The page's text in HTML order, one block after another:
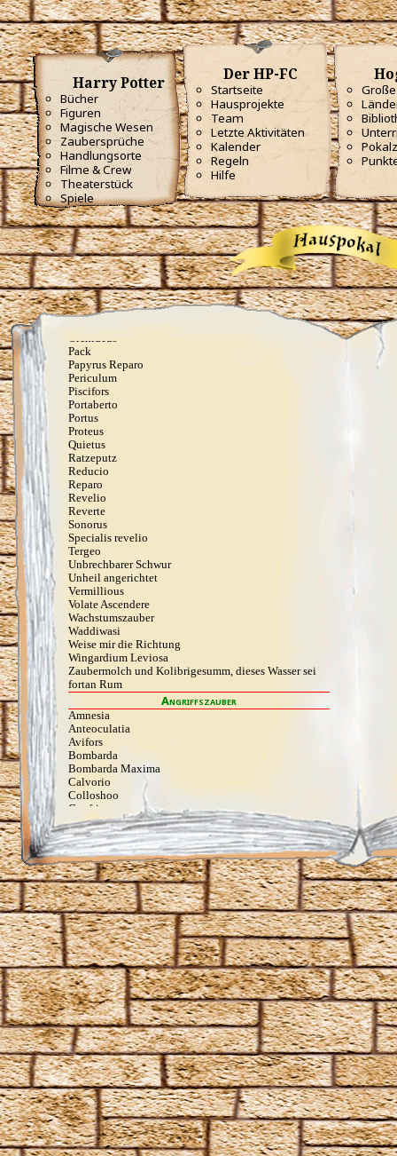
Harry Potter
Bücher
Figuren
Magische Wesen
Zaubersprüche
Handlungsorte
Filme & Crew
Theaterstück
Spiele
Der HP-FC
Startseite
Hausprojekte
Team
Letzte Aktivitäten
Kalender
Regeln
Hilfe
Finestra
Flagrate
Flintifors
Geminio
Glisseo
Harmonia Nectere Passus
Hellblaue Flämmchen
Herbivicus
Ich schwöre feierlich, dass ich ein Tunichtgut bin
Impervius
Incendio
Kopfblasenzauber
Lapifors
Locomotor
Locomotor Mortis
Lumos
Lumos Maxima
Lumos Solem
Meteolohex Recanto
Mobilcorpus
Mobiliarbus
Molliare
Nox
Oculus Reparo
Orchideus
Pack
Papyrus Reparo
Periculum
Piscifors
Portaberto
Portus
Proteus
Quietus
Ratzeputz
Reducio
Reparo
Revelio
Reverte
Sonorus
Specialis revelio
Tergeo
Unbrechbarer Schwur
Unheil angerichtet
Vermillious
Volate Ascendere
Wachstumszauber
Waddiwasi
Weise mir die Richtung
Wingardium Leviosa
Zaubermolch und Kolibrigesumm, dieses Wasser sei
fortan Rum
Angriffszauber
Amnesia
Anteoculatia
Avifors
Bombarda
Bombarda Maxima
Calvorio
Colloshoo
Confringo
Confundo
Dämonenfeuer
Defodio
Densaugeo
Deprimo
Descendo
Draconifors
Ebublio
Emuvilus
Engorgio Skullus
Entomorphis
Everte Statum
Expellimellius
Expulso
Flagrante
Flederwichtfluch
Flipendo
Fracto Strata
Fulgari
Furnunculus
Glacius
Inanimatus
Konjunktivitis-Fluch
Lacarnum Inflamari
Langlock